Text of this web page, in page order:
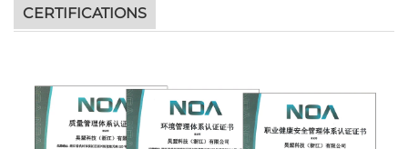
CERTIFICATIONS